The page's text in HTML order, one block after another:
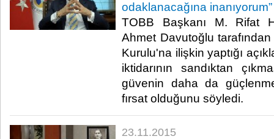
odaklanacağına inanıyorum”
TOBB Başkanı M. Rifat
Ahmet Davutoğlu
Kurulu'na ilişkin yaptığı
iktidarının sandıktan
güvenin daha da
fırsat olduğunu söyledi.​
23.11.2015